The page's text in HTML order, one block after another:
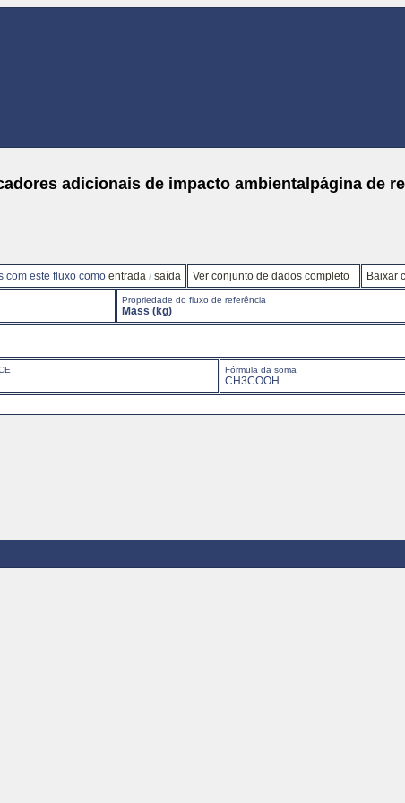
adicionais de impacto ambientalpágina de
com este fluxo comoentrada /saída Ver conjunto de dados completo Baixar
Propriedade do fluxo de referência
Mass (kg)
Fórmula da soma
CH3COOH